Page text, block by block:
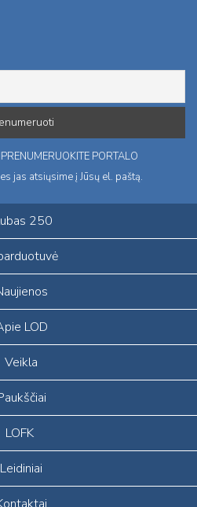
PORTALO
jas atsiųsime į Jūsų el. paštą.
250
LOD
Veikla
LOFK
Leidiniai